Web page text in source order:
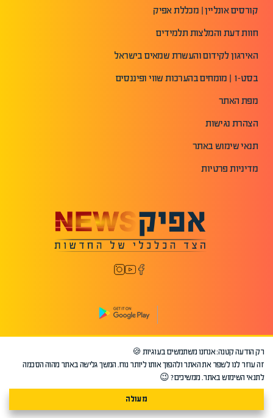
קורסים אונליין | מכללת אפיק
חוות דעת והמלצות תלמידים
האירגון לקידום והעשרת שמאים בישראל
בסט-1 | מומחים בהערכות שווי ופיננסים
מפת האתר
הצהרת נגישות
תנאי שימוש באתר
מדיניות פרטיות
©2026 כל הזכויות שמורות לאפיק.
רק הודעה קטנה: אנחנו משתמשים בעוגיות 🍪
זה עוזר לנו לשפר את האתר ולהפוך אותו ליותר נוח. המשך גלישה באתר מהוה הסכמה
לתנאי השימוש באתר. ממשיכים? 😉
מעולה